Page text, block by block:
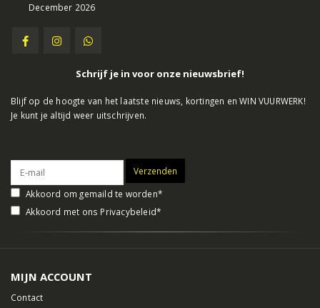
December 2026
Schrijf je in voor onze nieuwsbrief!
Blijf op de hoogte van het laatste nieuws, kortingen en WIN VUURWERK!
Je kunt je altijd weer uitschrijven.
Akkoord om gemaild te worden*
Akkoord met ons Privacybeleid*
MIJN ACCOUNT
Contact